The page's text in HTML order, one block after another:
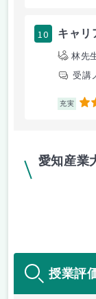
10 キャリ
林先
受講
充実 5
愛知産業
授業評